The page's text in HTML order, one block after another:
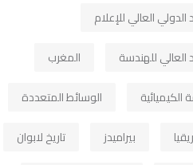
العالي للإعلام
العالي للهندسة
المغرب
الكيميائية
الوسائط المتعددة
بيراميدز
تاريخ لابوان